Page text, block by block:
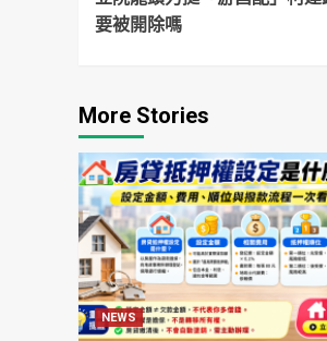
Reading
要被開除嗎
More Stories
NEWS